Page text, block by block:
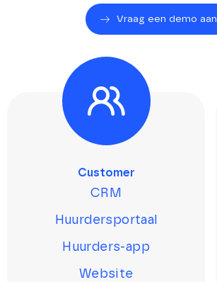
Vraag een demo aan
Customer
CRM
Huurdersportaal
Huurders-app
Website